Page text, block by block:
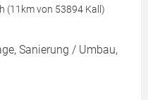
(11km von 53894 Kall)
Sanierung / Umbau,